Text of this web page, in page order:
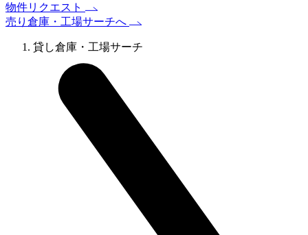
物件リクエスト
売り倉庫・工場サーチへ
貸し倉庫・工場サーチ